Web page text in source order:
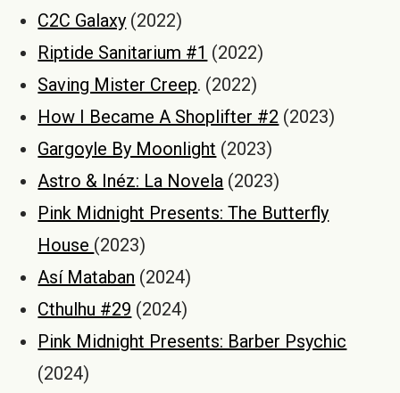
C2C Galaxy (2022)
Riptide Sanitarium #1 (2022)
Saving Mister Creep. (2022)
How I Became A Shoplifter #2 (2023)
Gargoyle By Moonlight (2023)
Astro & Inéz: La Novela (2023)
Pink Midnight Presents: The Butterfly
House (2023)
Así Mataban (2024)
Cthulhu #29 (2024)
Pink Midnight Presents: Barber Psychic
(2024)